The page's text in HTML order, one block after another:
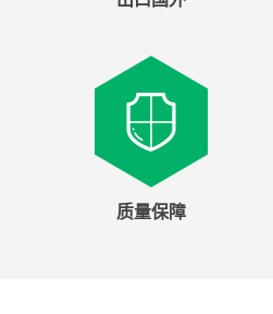
质量保障